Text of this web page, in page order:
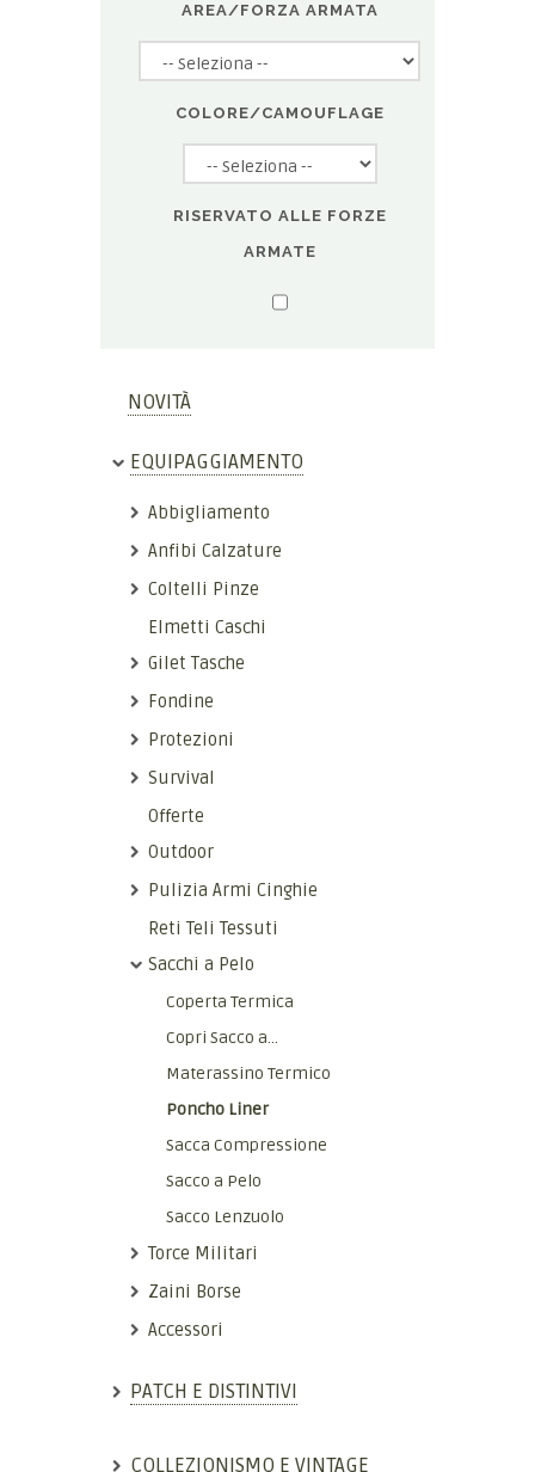
AREA/FORZA ARMATA
COLORE/CAMOUFLAGE
RISERVATO ALLE FORZE
ARMATE
NOVITÀ
EQUIPAGGIAMENTO
Abbigliamento
Anfibi Calzature
Coltelli Pinze
Elmetti Caschi
Gilet Tasche
Fondine
Protezioni
Survival
Offerte
Outdoor
Pulizia Armi Cinghie
Reti Teli Tessuti
Sacchi a Pelo
Coperta Termica
Copri Sacco a...
Materassino Termico
Poncho Liner
Sacca Compressione
Sacco a Pelo
Sacco Lenzuolo
Torce Militari
Zaini Borse
Accessori
PATCH E DISTINTIVI
COLLEZIONISMO E VINTAGE